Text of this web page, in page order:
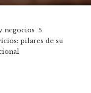
negocios
pilares de su